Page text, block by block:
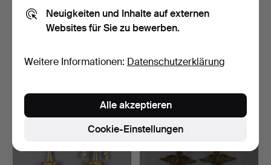
- MEDA/RIZZATTO. Design-
Wandlampe - D12 Be…
1 Gebot
- PAAR
WANDGIRANDOLEN -
1 Gebot
289 USD
Neuigkeiten und Inhalte auf externen
Websites für Sie zu bewerben.
Weitere Informationen: Datenschutzerklärung
Cookie-Einstellungen
Alle akzeptieren